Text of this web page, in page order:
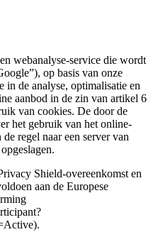
webanalyse-service die wordt
op basis van onze
in de analyse, optimalisatie en
aanbod in de zin van artikel 6
van cookies. De door de
het gebruik van het online-
regel naar een server van
Shield-overeenkomst en
aan de Europese